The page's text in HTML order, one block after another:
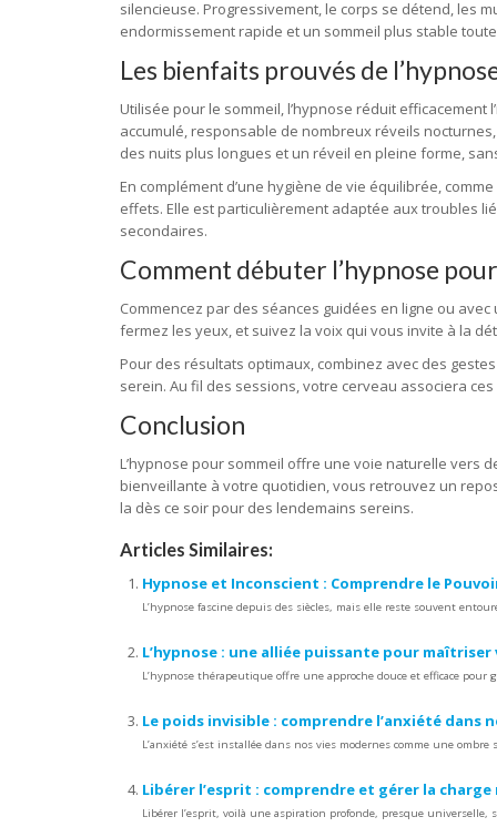
silencieuse. Progressivement, le corps se détend, les
endormissement rapide et un sommeil plus stable
Les bienfaits prouvés de
Utilisée pour le sommeil, l’hypnose réduit
accumulé, responsable de nombreux réveils
des nuits plus longues et un réveil en pleine forme,
En complément d’une hygiène de vie équilibrée,
effets. Elle est particulièrement adaptée aux troubles
secondaires.
Comment débuter l’hypnose
Commencez par des séances guidées en ligne ou
fermez les yeux, et suivez la voix qui vous invite à la
Pour des résultats optimaux, combinez avec des
serein. Au fil des sessions, votre cerveau associera
Conclusion
L’hypnose pour sommeil offre une voie naturelle vers
bienveillante à votre quotidien, vous retrouvez un
la dès ce soir pour des lendemains sereins.
Articles Similaires:
Hypnose et Inconscient : Comprendre le
L’hypnose fascine depuis des siècles, mais elle reste souvent
L’hypnose : une alliée puissante pour
L’hypnose thérapeutique offre une approche douce et efficace
Le poids invisible : comprendre l’anxiété dans
L’anxiété s’est installée dans nos vies modernes comme une
Libérer l’esprit : comprendre et gérer la charge
Libérer l’esprit, voilà une aspiration profonde, presque